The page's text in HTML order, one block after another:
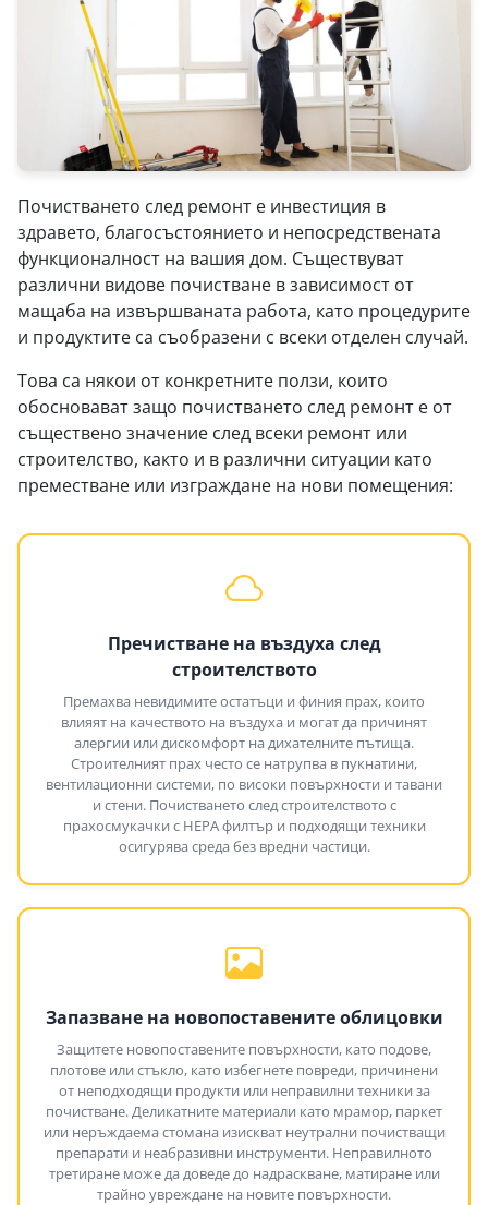
Почистването след ремонт е инвестиция в
здравето, благосъстоянието и непосредствената
функционалност на вашия дом. Съществуват
различни видове почистване в зависимост от
мащаба на извършваната работа, като процедурите
и продуктите са съобразени с всеки отделен случай.
Това са някои от конкретните ползи, които
обосновават защо почистването след ремонт е от
съществено значение след всеки ремонт или
строителство, както и в различни ситуации като
преместване или изграждане на нови помещения:
Пречистване на въздуха след
строителството
Премахва невидимите остатъци и финия прах, които
влияят на качеството на въздуха и могат да причинят
алергии или дискомфорт на дихателните пътища.
Строителният прах често се натрупва в пукнатини,
вентилационни системи, по високи повърхности и тавани
и стени. Почистването след строителството с
прахосмукачки с HEPA филтър и подходящи техники
осигурява среда без вредни частици.
Запазване на новопоставените облицовки
Защитете новопоставените повърхности, като подове,
плотове или стъкло, като избегнете повреди, причинени
от неподходящи продукти или неправилни техники за
почистване. Деликатните материали като мрамор, паркет
или неръждаема стомана изискват неутрални почистващи
препарати и неабразивни инструменти. Неправилното
третиране може да доведе до надраскване, матиране или
трайно увреждане на новите повърхности.